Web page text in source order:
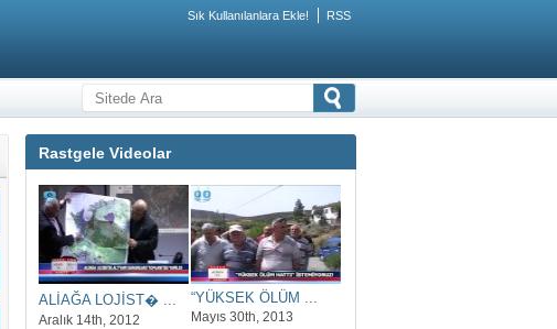
Sık Kullanılanlara Ekle! RSS
Rastgele Videolar
ALİAĞA LOJİST� ...
Aralık 14th, 2012
“YÜKSEK ÖLÜM ...
Mayıs 30th, 2013